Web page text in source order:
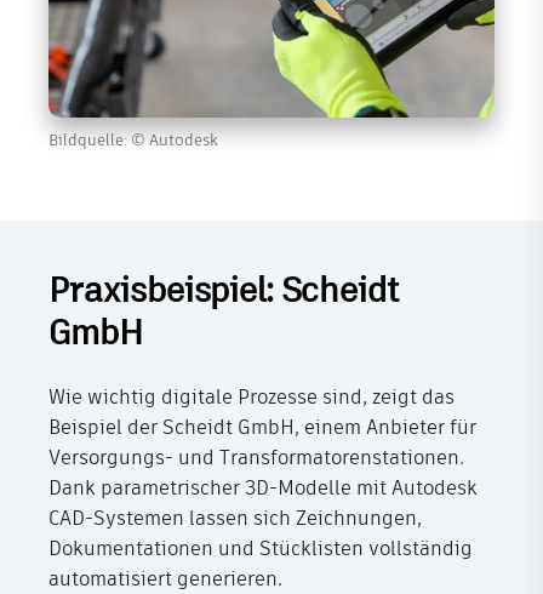
Bildquelle: © Autodesk
Praxisbeispiel: Scheidt
GmbH
Wie wichtig digitale Prozesse sind, zeigt das
Beispiel der Scheidt GmbH, einem Anbieter für
Versorgungs- und Transformatorenstationen.
Dank parametrischer 3D-Modelle mit Autodesk
CAD-Systemen lassen sich Zeichnungen,
Dokumentationen und Stücklisten vollständig
automatisiert generieren.